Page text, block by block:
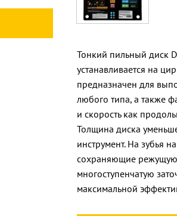
Тонкий пильный диск
устанавливается на
предназначен для
любого типа, а также
и скорость как
Толщина диска
инструмент. На зубья
сохраняющие режущую
многоступенчатую
максимальной